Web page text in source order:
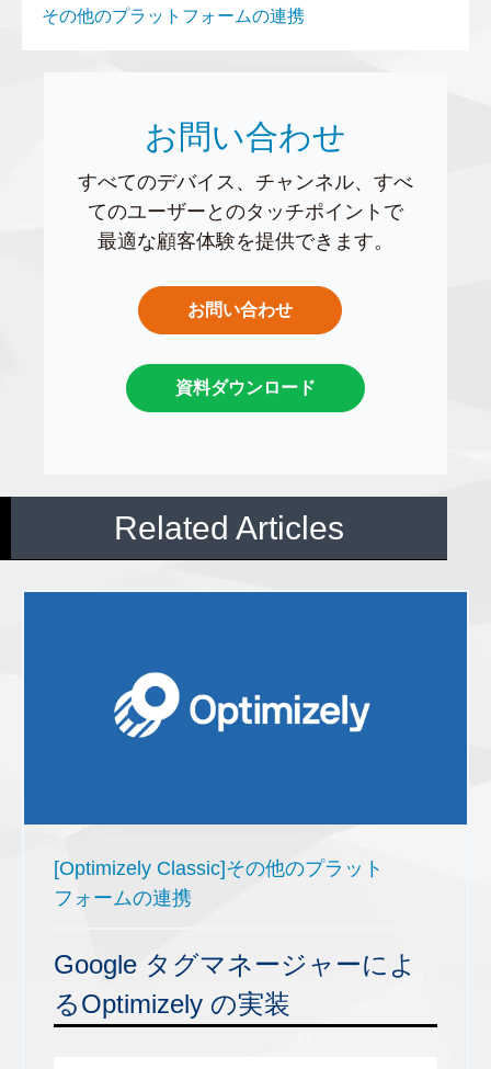
その他のプラットフォームの連携
お問い合わせ
すべてのデバイス、チャンネル、すべ
てのユーザーとのタッチポイントで
最適な顧客体験を提供できます。
お問い合わせ
資料ダウンロード
Related Articles
[Optimizely Classic]その他のプラット
フォームの連携
Google タグマネージャーによ
るOptimizely の実装